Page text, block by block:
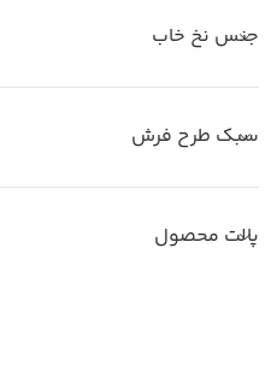
جنس نخ خاب
سبک طرح فرش
پالت محصول